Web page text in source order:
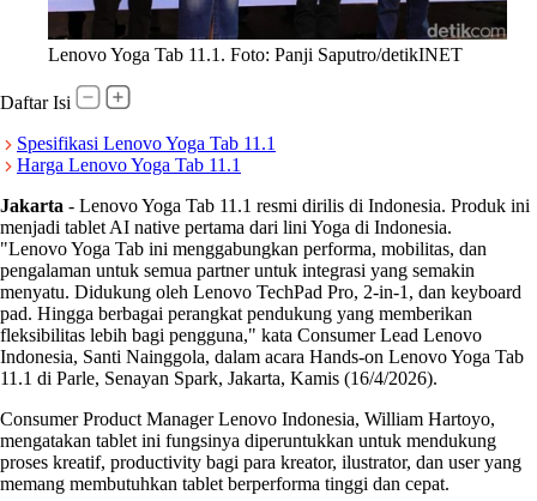
Lenovo Yoga Tab 11.1. Foto: Panji Saputro/detikINET
Daftar Isi
Spesifikasi Lenovo Yoga Tab 11.1
Harga Lenovo Yoga Tab 11.1
Jakarta - Lenovo Yoga Tab 11.1 resmi dirilis di Indonesia. Produk ini
menjadi tablet AI native pertama dari lini Yoga di Indonesia.
"Lenovo Yoga Tab ini menggabungkan performa, mobilitas, dan
pengalaman untuk semua partner untuk integrasi yang semakin
menyatu. Didukung oleh Lenovo TechPad Pro, 2-in-1, dan keyboard
pad. Hingga berbagai perangkat pendukung yang memberikan
fleksibilitas lebih bagi pengguna," kata Consumer Lead Lenovo
Indonesia, Santi Nainggola, dalam acara Hands-on Lenovo Yoga Tab
11.1 di Parle, Senayan Spark, Jakarta, Kamis (16/4/2026).
Consumer Product Manager Lenovo Indonesia, William Hartoyo,
mengatakan tablet ini fungsinya diperuntukkan untuk mendukung
proses kreatif, productivity bagi para kreator, ilustrator, dan user yang
memang membutuhkan tablet berperforma tinggi dan cepat.